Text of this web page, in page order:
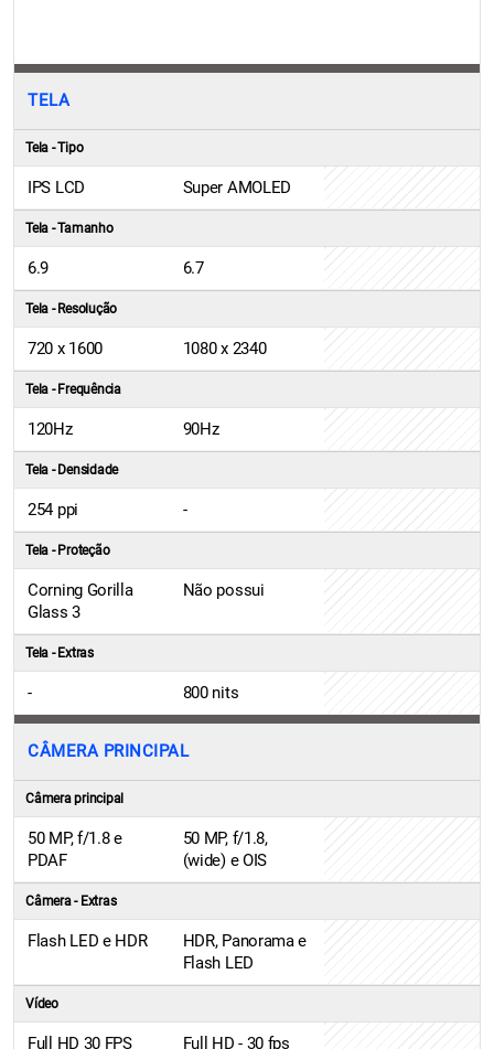
TELA
Tela - Tipo
IPS LCD Super AMOLED
Tela - Tamanho
6.9 6.7
Tela - Resolução
720 x 1600 1080 x 2340
Tela - Frequência
120Hz 90Hz
Tela - Densidade
254 ppi -
Tela - Proteção
Corning Gorilla
Glass 3
Não possui
Tela - Extras
- 800 nits
CÂMERA PRINCIPAL
Câmera principal
50 MP, f/1.8 e
PDAF
50 MP, f/1.8,
(wide) e OIS
Câmera - Extras
Flash LED e HDR
HDR, Panorama e
Flash LED
Vídeo
Full HD 30 FPS Full HD - 30 fps